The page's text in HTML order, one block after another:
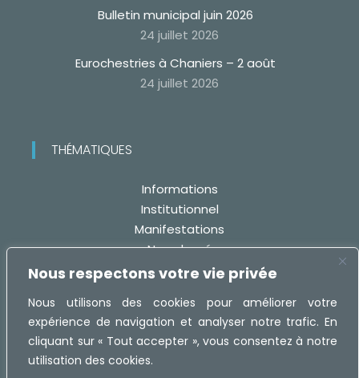
Nous respectons votre vie privée
Nous utilisons des cookies pour améliorer votre
expérience de navigation et analyser notre trafic. En
cliquant sur « Tout accepter », vous consentez à notre
utilisation des cookies.
Bulletin municipal juin 2026
24 juillet 2026
Eurochestries à Chaniers – 2 août
24 juillet 2026
THÉMATIQUES
Informations
Institutionnel
Manifestations
Non classé
Travaux